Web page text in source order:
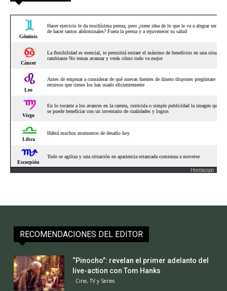
Horoscopo
RECOMENDACIONES DEL EDITOR
“Pinocho”: revelan el primer adelanto del
live-action con Tom Hanks
Cine, TV y Series